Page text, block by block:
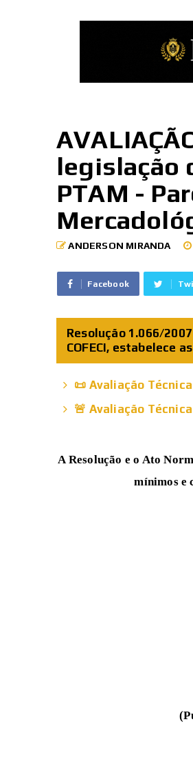
legislação
PTAM -
ANDERSON MIRANDA
Facebook
Resolução 1.066/
COFECI, estabelece
📜 Avaliação
🚨 Avaliação
A Resolução e o Ato
mínimos e